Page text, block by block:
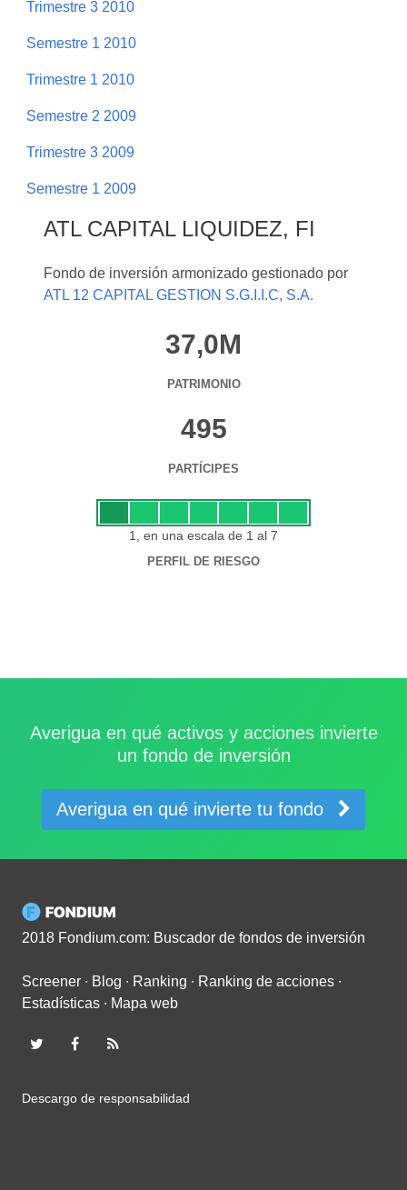
Trimestre 3 2010
Semestre 1 2010
Trimestre 1 2010
Semestre 2 2009
Trimestre 3 2009
Semestre 1 2009
ATL CAPITAL LIQUIDEZ, FI
Fondo de inversión armonizado gestionado por
ATL 12 CAPITAL GESTION S.G.I.I.C, S.A.
37,0M
PATRIMONIO
495
PARTÍCIPES
1, en una escala de 1 al 7
PERFIL DE RIESGO
Averigua en qué activos y acciones invierte
un fondo de inversión
Averigua en qué invierte tu fondo
2018 Fondium.com: Buscador de fondos de inversión
Screener ∙ Blog ∙ Ranking ∙ Ranking de acciones ∙
Estadísticas ∙ Mapa web
Descargo de responsabilidad